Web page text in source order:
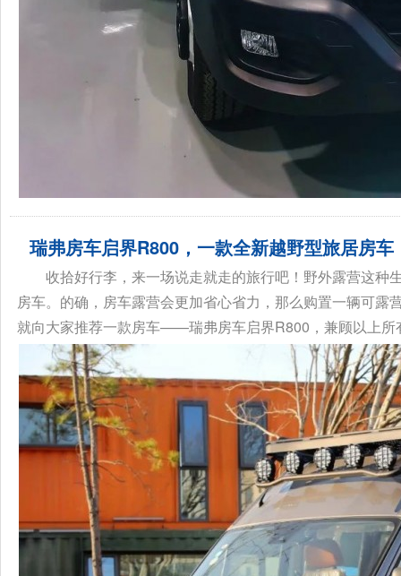
瑞弗房车启界R800，一款全新越野型旅居房车
收拾好行李，来一场说走就走的旅行吧！野外露营这
房车。的确，房车露营会更加省心省力，那么购置一辆可
就向大家推荐一款房车——瑞弗房车启界R800，兼顾以上所